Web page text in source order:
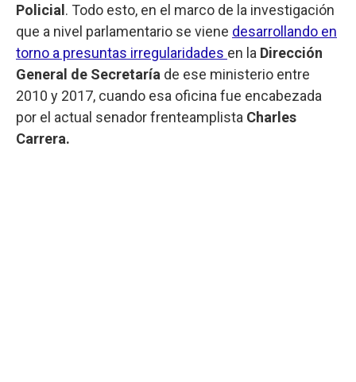
Policial . Todo esto, en el marco de la investigación
que a nivel parlamentario se viene desarrollando en
torno a presuntas irregularidades en la Dirección
General de Secretaría de ese ministerio entre
2010 y 2017, cuando esa oficina fue encabezada
por el actual senador frenteamplista Charles
Carrera.